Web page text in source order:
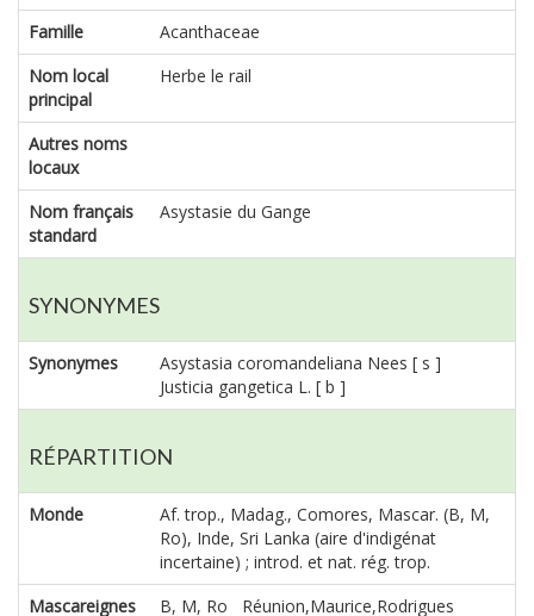
Famille
Acanthaceae
Nom local
principal
Herbe le rail
Autres noms
locaux
Nom français
standard
Asystasie du Gange
SYNONYMES
Synonymes
Asystasia coromandeliana Nees [ s ]
Justicia gangetica L. [ b ]
RÉPARTITION
Monde
Af. trop., Madag., Comores, Mascar. (B, M,
Ro), Inde, Sri Lanka (aire d'indigénat
incertaine) ; introd. et nat. rég. trop.
Mascareignes
B, M, Ro Réunion,Maurice,Rodrigues